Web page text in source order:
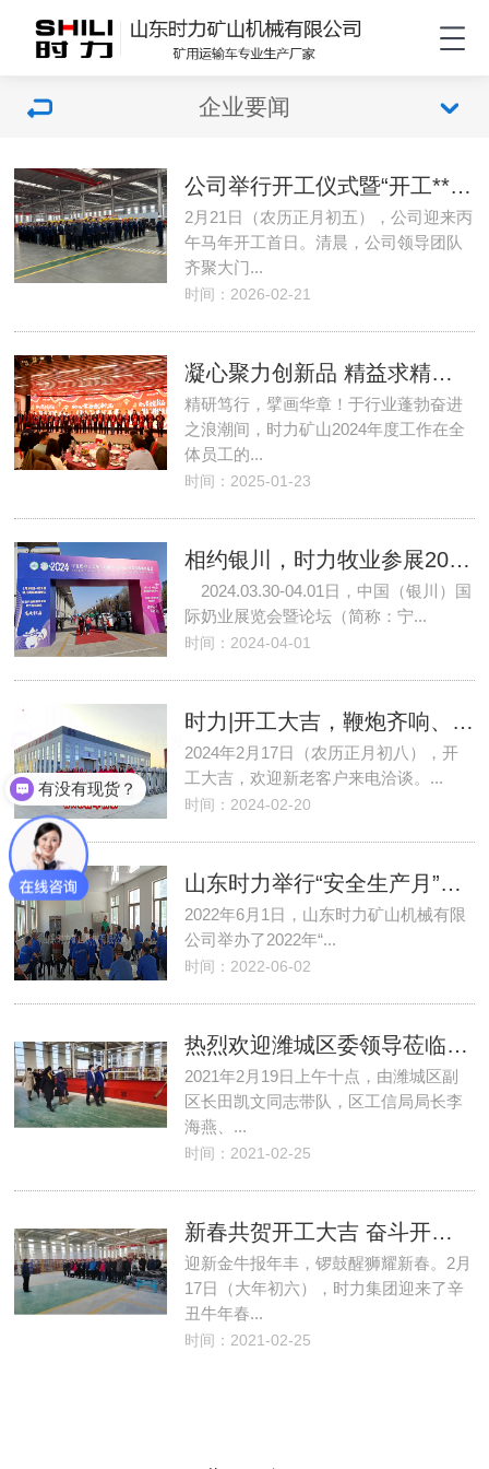
企业要闻
公司举行开工仪式暨“开工**课”
2月21日（农历正月初五），公司迎来丙
午马年开工首日。清晨，公司领导团队
齐聚大门...
时间：2026-02-21
凝心聚力创新品 精益求精提质量|时力矿山年会顺利举行，齐心迈向2025
精研笃行，擘画华章！于行业蓬勃奋进
之浪潮间，时力矿山2024年度工作在全
体员工的...
时间：2025-01-23
相约银川，时力牧业参展2024年第六届银川国际奶业暨农牧机械展览会
2024.03.30-04.01日，中国（银川）国
际奶业展览会暨论坛（简称：宁...
时间：2024-04-01
时力|开工大吉，鞭炮齐响、礼花绚烂，2024祝你祝我祝我们所想皆所愿
2024年2月17日（农历正月初八），开
工大吉，欢迎新老客户来电洽谈。...
时间：2024-02-20
山东时力举行“安全生产月”活动启动仪式
2022年6月1日，山东时力矿山机械有限
公司举办了2022年“...
时间：2022-06-02
热烈欢迎潍城区委领导莅临时力集团考察指导
2021年2月19日上午十点，由潍城区副
区长田凯文同志带队，区工信局局长李
海燕、...
时间：2021-02-25
新春共贺开工大吉 奋斗开创幸福未来
迎新金牛报年丰，锣鼓醒狮耀新春。2月
17日（大年初六），时力集团迎来了辛
丑牛年春...
时间：2021-02-25
有没有现货？